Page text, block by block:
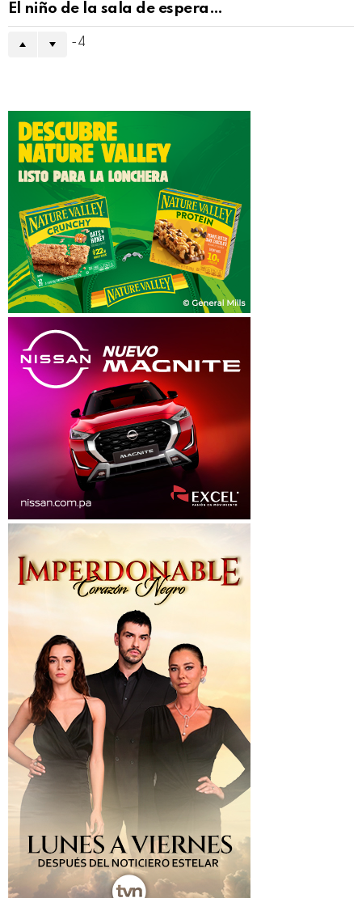
El niño de la sala de espera…
-4